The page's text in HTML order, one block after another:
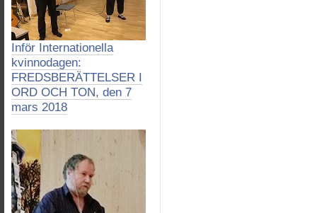
Inför Internationella
kvinnodagen:
FREDSBERÄTTELSER I
ORD OCH TON, den 7
mars 2018